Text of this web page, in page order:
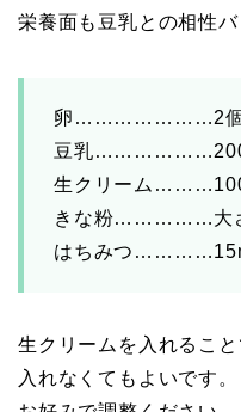
栄養面も豆乳との相性バ
卵…………………2
豆乳
生クリーム
きな粉……………大
はちみつ
生クリームを入れるこ
入れなくてもよいです。